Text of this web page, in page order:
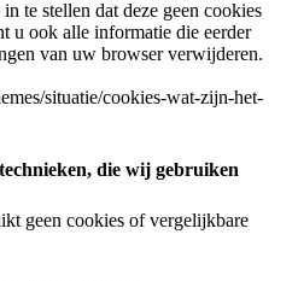
te stellen dat deze geen cookies
u ook alle informatie die eerder
van uw browser verwijderen.
situatie/cookies-wat-zijn-het-
die wij gebruiken
geen cookies of vergelijkbare